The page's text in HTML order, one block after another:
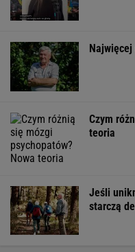
Czym
teoria
Jeśli
starczą